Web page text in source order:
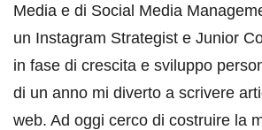
Media e di Social Media
un Instagram Strategist e Junior
in fase di crescita e sviluppo
di un anno mi diverto a scrivere
web. Ad oggi cerco di costruire la